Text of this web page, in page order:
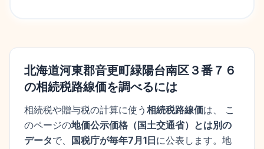
北海道河東郡音更町緑陽台南区３番７６
の相続税路線価を調べるには
相続税や贈与税の計算に使う 相続税路線価は、 こ
のページの地価公示価格 （ 国土交通省）とは別の
データで、 国税庁が毎年7月1日に公表します。 地